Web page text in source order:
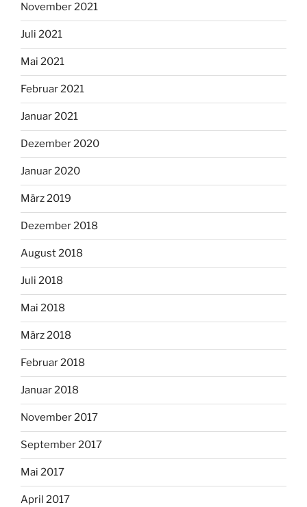
November 2021
Juli 2021
Mai 2021
Februar 2021
Januar 2021
Dezember 2020
Januar 2020
März 2019
Dezember 2018
August 2018
Juli 2018
Mai 2018
März 2018
Februar 2018
Januar 2018
November 2017
September 2017
Mai 2017
April 2017